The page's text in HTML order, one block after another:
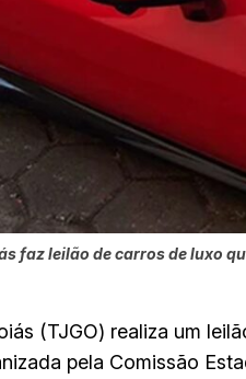
faz leilão de carros de luxo
(TJGO) realiza um
pela Comissão